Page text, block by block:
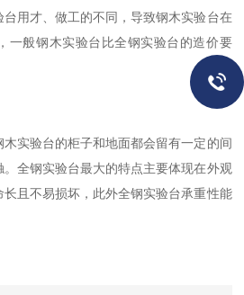
用才、做工的不同，导致钢木实验台在
一般钢木实验台比全钢实验台的造价要
实验台的柜子和地面都会留有一定的间
全钢实验台最大的特点主要体现在外观
长且不易损坏，此外全钢实验台承重性能